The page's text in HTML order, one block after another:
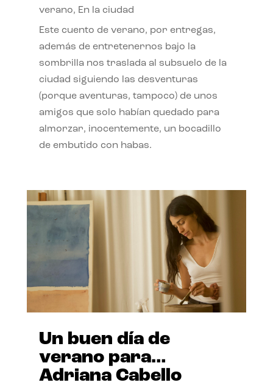
verano, En la ciudad
Este cuento de verano, por entregas,
además de entretenernos bajo la
sombrilla nos traslada al subsuelo de la
ciudad siguiendo las desventuras
(porque aventuras, tampoco) de unos
amigos que solo habían quedado para
almorzar, inocentemente, un bocadillo
de embutido con habas.
Un buen día de
verano para…
Adriana Cabello